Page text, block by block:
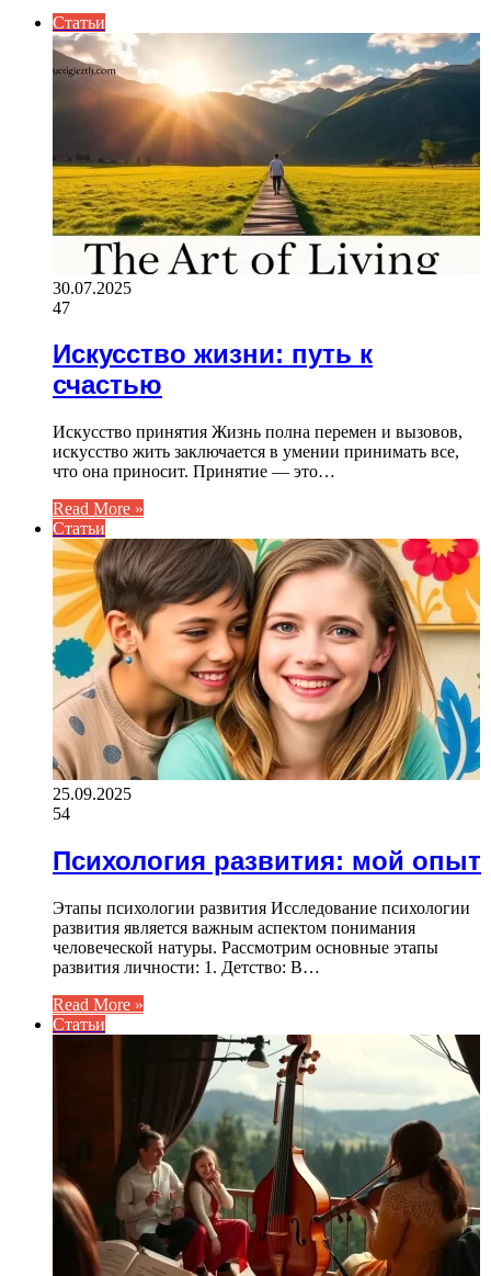
Статьи
30.07.2025
47
Искусство жизни: путь к
счастью
Искусство принятия Жизнь полна перемен и вызовов,
искусство жить заключается в умении принимать все,
что она приносит. Принятие — это…
Read More »
Статьи
25.09.2025
54
Психология развития: мой опыт
Этапы психологии развития Исследование психологии
развития является важным аспектом понимания
человеческой натуры. Рассмотрим основные этапы
развития личности: 1. Детство: В…
Read More »
Статьи